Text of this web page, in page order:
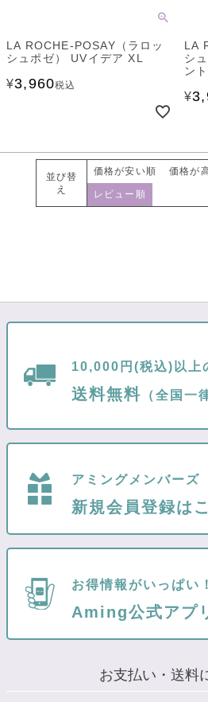
LA ROCHE-POSAY（ラロッ
シュポゼ） UVイデア XL
¥3,960税込
LA
シ
ント
¥
並び替
え
価格が安い順 価格が
レビュー順
10,000円(税込)以上
送料無料 （全国一
アミングメンバーズ
新規会員登録は
お得情報がいっぱい！
Aming公式アプ
お支払い・送料